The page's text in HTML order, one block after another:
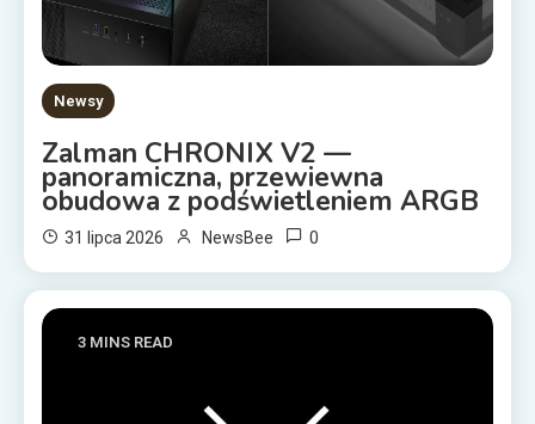
Newsy
Zalman CHRONIX V2 —
panoramiczna, przewiewna
obudowa z podświetleniem ARGB
31 lipca 2026 NewsBee 0
3 MINS READ